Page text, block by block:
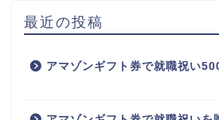
最近の投稿
アマゾンギフト券で就職祝い